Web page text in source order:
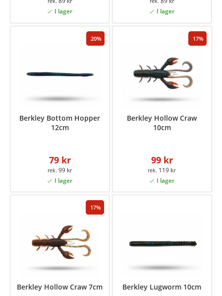
20
Berkley Bottom Hopper
12cm
79 kr
99 kr
17
Berkley Hollow Craw
10cm
99 kr
119 kr
17
Berkley Hollow Craw 7cm Berkley Lugworm 10cm